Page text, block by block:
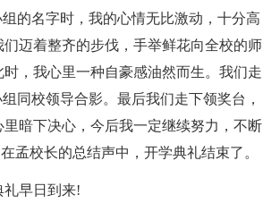
的名字时，我的心情无比激动，十分高
迈着整齐的步伐，手举鲜花向全校的师
，我心里一种自豪感油然而生。我们走
同校领导合影。最后我们走下领奖台，
暗下决心，今后我一定继续努力，不断
孟校长的总结声中，开学典礼结束了。
礼早日到来!